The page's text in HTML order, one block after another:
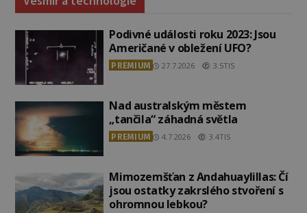
Podivné události roku 2023: Jsou
Američané v obležení UFO?
PREMIUM 27.7.2026 3.5TIS
Nad australským městem
„tančila“ záhadná světla
PREMIUM 4.7.2026 3.4TIS
Mimozemšťan z Andahuaylillas: Čí
jsou ostatky zakrslého stvoření s
ohromnou lebkou?